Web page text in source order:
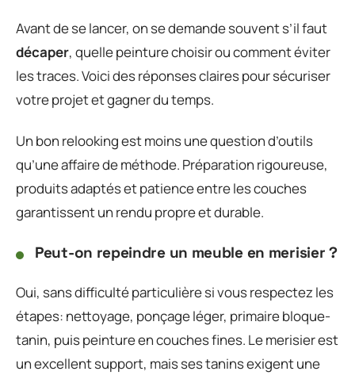
Avant de se lancer, on se demande souvent s’il faut
décaper, quelle peinture choisir ou comment éviter
les traces. Voici des réponses claires pour sécuriser
votre projet et gagner du temps.
Un bon relooking est moins une question d’outils
qu’une affaire de méthode. Préparation rigoureuse,
produits adaptés et patience entre les couches
garantissent un rendu propre et durable.
Peut-on repeindre un meuble en merisier ?
Oui, sans difficulté particulière si vous respectez les
étapes: nettoyage, ponçage léger, primaire bloque-
tanin, puis peinture en couches fines. Le merisier est
un excellent support, mais ses tanins exigent une